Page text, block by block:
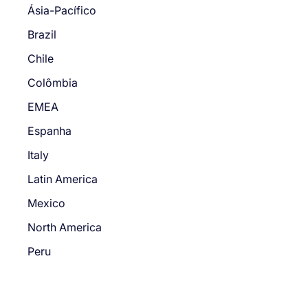
Ásia-Pacífico
Brazil
Chile
Colômbia
EMEA
Espanha
Italy
Latin America
Mexico
North America
Peru